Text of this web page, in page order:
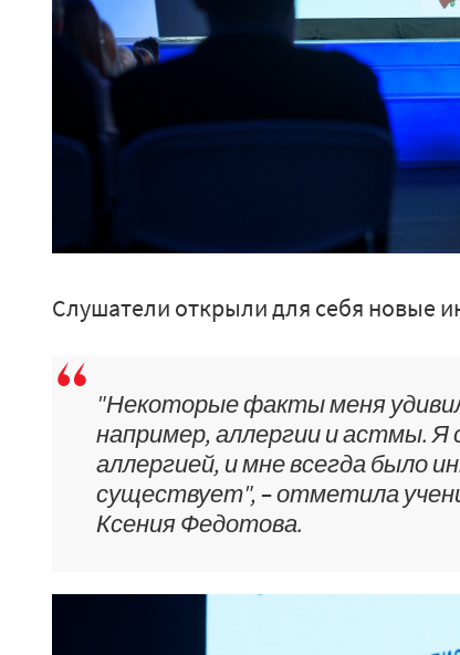
Слушатели открыли для себя новые
"Некоторые факты меня
например, аллергии и астмы. Я
аллергией, и мне всегда было
существует", – отметила
Ксения Федотова.